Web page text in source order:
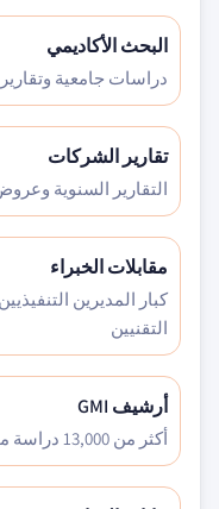
البحث الأكاديمي
دراسات جامعية
تقارير الشركات
التقارير السنوية
مقابلات الخبراء
كبار المديرين
التقنيين
أرشيف GMI
أكثر من 13,000 دراسة منشورة عبر أكثر من 30 قطاعاً صناعياً